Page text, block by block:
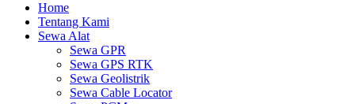
Home
Tentang Kami
Sewa Alat
Sewa GPR
Sewa GPS RTK
Sewa Geolistrik
Sewa Cable Locator